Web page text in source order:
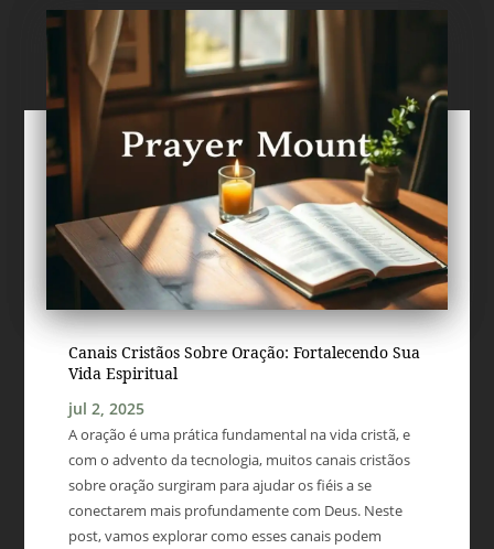
Canais Cristãos Sobre Oração: Fortalecendo Sua
Vida Espiritual
jul 2, 2025
A oração é uma prática fundamental na vida cristã, e
com o advento da tecnologia, muitos canais cristãos
sobre oração surgiram para ajudar os fiéis a se
conectarem mais profundamente com Deus. Neste
post, vamos explorar como esses canais podem